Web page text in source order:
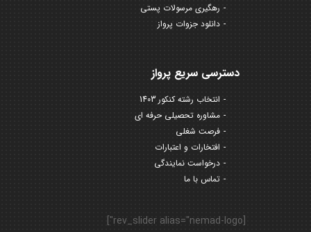
رهگیری مرسولات پستی
دانلود جزوات پرواز
دسترسی سریع پرواز
انتخاب رشته کنکور 1403
مشاوره تحصیلی حرفه ای
فرصت شغلی
افتخارات و اعتبارات
درخواست نمایندگی
تماس با ما
[rev_slider alias="nemad-logo"]